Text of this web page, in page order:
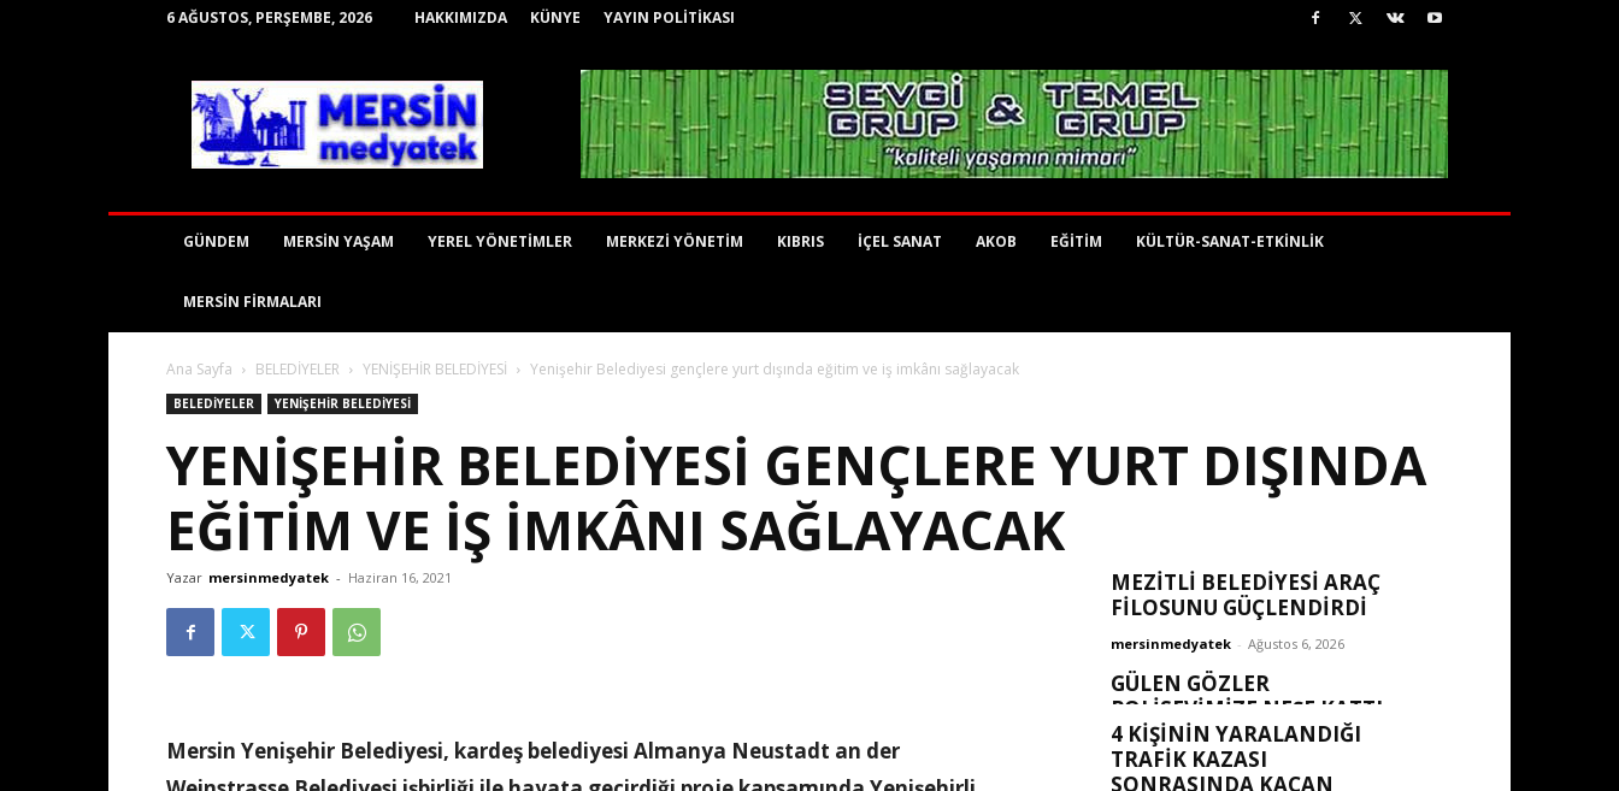
6 AĞUSTOS, PERŞEMBE, 2026 HAKKIMIZDA KÜNYE YAYIN POLİTİKASI
mersinmedyatek
GÜNDEM MERSİN YAŞAM YEREL YÖNETİMLER MERKEZİ YÖNETİM KIBRIS İÇEL SANAT AKOB EĞİTİM KÜLTÜR-SANAT-ETKİNLİK
MERSİN FİRMALARI
Ana Sayfa BELEDİYELER YENİŞEHİR BELEDİYESİ Yenişehir Belediyesi gençlere yurt dışında eğitim ve iş imkânı sağlayacak
BELEDİYELER YENİŞEHİR BELEDİYESİ
YENIŞEHIR BELEDIYESI GENÇLERE YURT DIŞINDA
EĞITIM VE IŞ IMKÂNI SAĞLAYACAK
Yazar mersinmedyatek - Haziran 16, 2021
Mersin Yenişehir Belediyesi, kardeş belediyesi Almanya Neustadt an der
MEZİTLİ BELEDİYESİ ARAÇ
FİLOSUNU GÜÇLENDİRDİ
mersinmedyatek - Ağustos 6, 2026
GÜLEN GÖZLER
POLISEVIMIZE NEŞE KATTI
mersinmedyatek - Ağustos 6, 2026
4 KİŞİNİN YARALANDIĞI
TRAFİK KAZASI
SONRASINDA KAÇAN